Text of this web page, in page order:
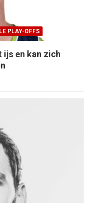
PLAY-OFFS
en kan zich